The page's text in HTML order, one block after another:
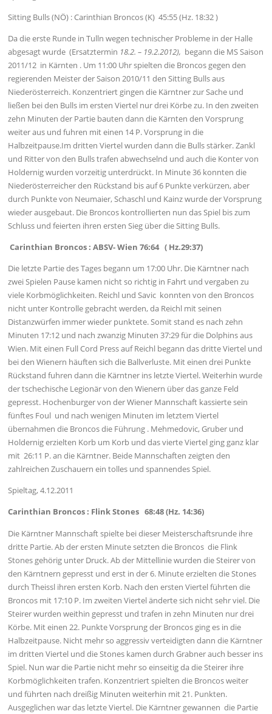
Sitting Bulls (NÖ) : Carinthian Broncos (K) 45:55 (Hz. 18:32 )
Da die erste Runde in Tulln wegen technischer Probleme in der Halle
abgesagt wurde (Ersatztermin 18.2. – 19.2.2012), begann die MS Saison
2011/12 in Kärnten . Um 11:00 Uhr spielten die Broncos gegen den
regierenden Meister der Saison 2010/11 den Sitting Bulls aus
Niederösterreich. Konzentriert gingen die Kärntner zur Sache und
ließen bei den Bulls im ersten Viertel nur drei Körbe zu. In den zweiten
zehn Minuten der Partie bauten dann die Kärnten den Vorsprung
weiter aus und fuhren mit einen 14 P. Vorsprung in die
Halbzeitpause.Im dritten Viertel wurden dann die Bulls stärker. Zankl
und Ritter von den Bulls trafen abwechselnd und auch die Konter von
Holdernig wurden vorzeitig unterdrückt. In Minute 36 konnten die
Niederösterreicher den Rückstand bis auf 6 Punkte verkürzen, aber
durch Punkte von Neumaier, Schaschl und Kainz wurde der Vorsprung
wieder ausgebaut. Die Broncos kontrollierten nun das Spiel bis zum
Schluss und feierten ihren ersten Sieg über die Sitting Bulls.
Carinthian Broncos : ABSV- Wien 76:64 ( Hz.29:37)
Die letzte Partie des Tages begann um 17:00 Uhr. Die Kärntner nach
zwei Spielen Pause kamen nicht so richtig in Fahrt und vergaben zu
viele Korbmöglichkeiten. Reichl und Savic konnten von den Broncos
nicht unter Kontrolle gebracht werden, da Reichl mit seinen
Distanzwürfen immer wieder punktete. Somit stand es nach zehn
Minuten 17:12 und nach zwanzig Minuten 37:29 für die Dolphins aus
Wien. Mit einen Full Cord Press auf Reichl begann das dritte Viertel und
bei den Wienern häuften sich die Ballverluste. Mit einen drei Punkte
Rückstand fuhren dann die Kärntner ins letzte Viertel. Weiterhin wurde
der tschechische Legionär von den Wienern über das ganze Feld
gepresst. Hochenburger von der Wiener Mannschaft kassierte sein
fünftes Foul und nach wenigen Minuten im letztem Viertel
übernahmen die Broncos die Führung . Mehmedovic, Gruber und
Holdernig erzielten Korb um Korb und das vierte Viertel ging ganz klar
mit 26:11 P. an die Kärntner. Beide Mannschaften zeigten den
zahlreichen Zuschauern ein tolles und spannendes Spiel.
Spieltag, 4.12.2011
Carinthian Broncos : Flink Stones 68:48 (Hz. 14:36)
Die Kärntner Mannschaft spielte bei dieser Meisterschaftsrunde ihre
dritte Partie. Ab der ersten Minute setzten die Broncos die Flink
Stones gehörig unter Druck. Ab der Mittellinie wurden die Steirer von
den Kärntnern gepresst und erst in der 6. Minute erzielten die Stones
durch Theissl ihren ersten Korb. Nach den ersten Viertel führten die
Broncos mit 17:10 P. Im zweiten Viertel änderte sich nicht sehr viel. Die
Steirer wurden weithin gepresst und trafen in zehn Minuten nur drei
Körbe. Mit einen 22. Punkte Vorsprung der Broncos ging es in die
Halbzeitpause. Nicht mehr so aggressiv verteidigten dann die Kärntner
im dritten Viertel und die Stones kamen durch Grabner auch besser ins
Spiel. Nun war die Partie nicht mehr so einseitig da die Steirer ihre
Korbmöglichkeiten trafen. Konzentriert spielten die Broncos weiter
und führten nach dreißig Minuten weiterhin mit 21. Punkten.
Ausgeglichen war das letzte Viertel. Die Kärntner gewannen die Partie